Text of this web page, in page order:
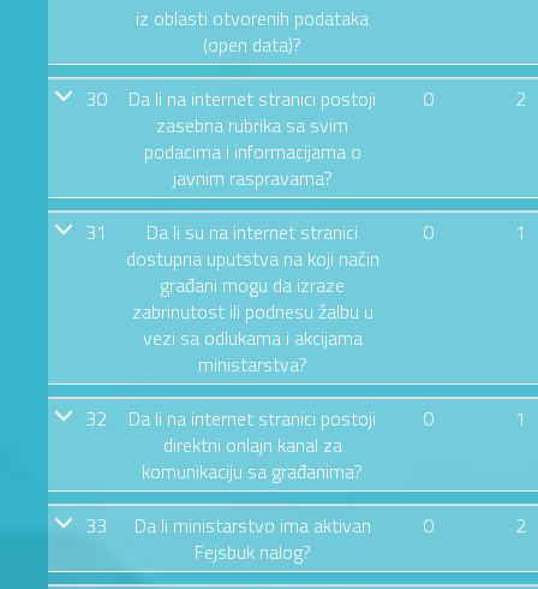
iz oblasti otvorenih podataka
(open data)?
30
Da li na internet stranici postoji
zasebna rubrika sa svim
podacima i informacijama o
javnim raspravama?
0 2
31
Da li su na internet stranici
dostupna uputstva na koji način
građani mogu da izraze
zabrinutost ili podnesu žalbu u
vezi sa odlukama i akcijama
ministarstva?
0 1
32
Da li na internet stranici postoji
direktni onlajn kanal za
komunikaciju sa građanima?
0 1
33
Da li ministarstvo ima aktivan
Fejsbuk nalog?
0 2